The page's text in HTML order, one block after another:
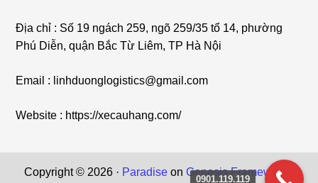
Địa chỉ : Số 19 ngách 259, ngõ 259/35 tổ 14, phường
Phú Diễn, quận Bắc Từ Liêm, TP Hà Nội
Email : linhduonglogistics@gmail.com
Website : https://xecauhang.com/
Copyright © 2026 · Paradise on Genesis Framework
0901.119.119